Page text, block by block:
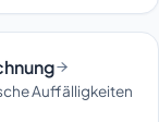
Auffälligkeiten